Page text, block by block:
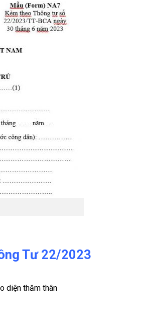
Tư 22/2023
diện thăm thân